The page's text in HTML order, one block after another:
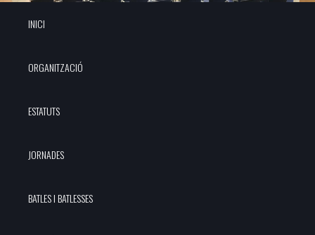
INICI
ORGANITZACIÓ
ESTATUTS
JORNADES
BATLES I BATLESSES